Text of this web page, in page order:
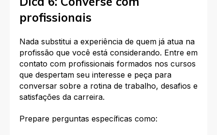
profissionais
Nada substitui a experiência de quem já atua na
profissão que você está considerando. Entre em
contato com profissionais formados nos cursos
que despertam seu interesse e peça para
conversar sobre a rotina de trabalho, desafios e
satisfações da carreira.
Prepare perguntas específicas como: